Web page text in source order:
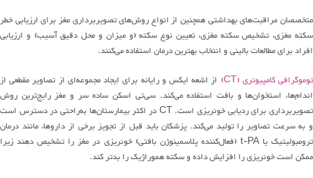
متخصصانمراقبتهایبهداشتی همچنین از انواعروشهایتصویربرداری مغز برای ارزیابی خطر
سکته مغزی، تشخیص سکته مغزی، تعیین نوع سکته(و میزان و محل دقیق آسیب) و ارزیابی
افراد برای مطالعات بالینی وانتخاببهترین درمان استفادهمیکنند.
توموگرافی کامپیوتری(CT) از اشعه ایکس و رایانه برای ایجادمجموعهای از تصاویر مقطعی از
اندامها، استخوانهاو بافت استفادهمیکند.سیتی اسکن ساده سر و مغزرایجترین روش
تصویربرداری برای ردیابیخونریزی است. CT در اکثربیمارستانهابهراحتیدر دسترس است
و به سرعت تصاویر را تولیدمیکند. پزشکان باید قبل از تجویز برخی از داروها، مانند درمان
ترومبولیتیک یاt-PA ( فعالکننده پلاسمینوژن بافتی)خونریزی در مغز را تشخیص دهند زیرا
ممکن است خونریزی را افزایش داده و سکته هموراژیک را بدتر کند.